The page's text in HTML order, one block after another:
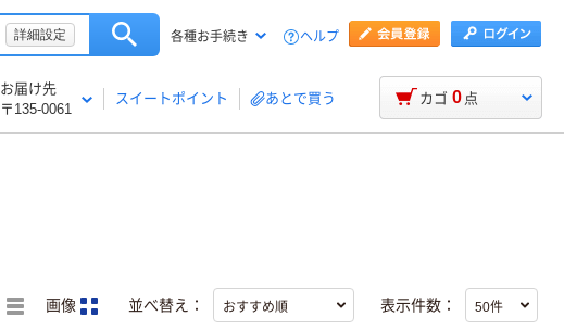
詳細設定 各種お手続き ヘルプ
お届け先
〒135-0061
スイートポイント あとで買う カゴ 0 点
画像 並べ替え： 表示件数：